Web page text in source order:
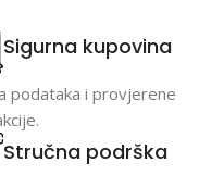
Sigurna kupovina
podataka i provjerene
Stručna podrška